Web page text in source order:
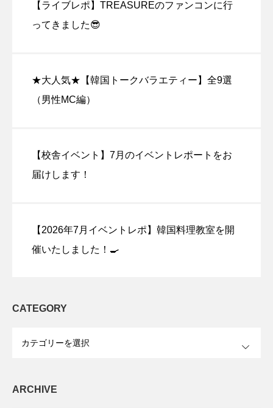
【ライブレポ】TREASUREのファンコンに行
ってきました😎
★大人気★【韓国トークバラエティー】全9選
（男性MC編）
【校舎イベント】7月のイベントレポートをお
届けします！
【2026年7月イベントレポ】韓国料理教室を開
催いたしました！🍳
CATEGORY
ARCHIVE